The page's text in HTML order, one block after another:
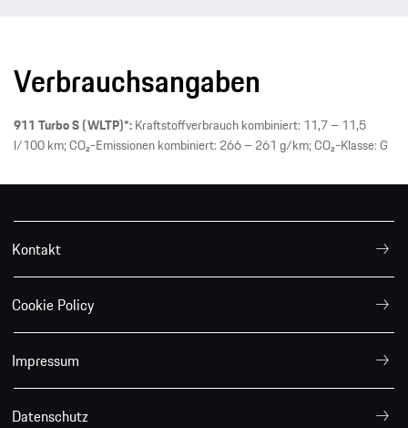
Verbrauchsangaben
911 Turbo S (WLTP)*:Kraftstoffverbrauch kombiniert: 11,7 – 11,5
l/100 km; CO₂-Emissionen kombiniert: 266 – 261 g/km; CO₂-Klasse: G
Kontakt
Cookie Policy
Impressum
Datenschutz